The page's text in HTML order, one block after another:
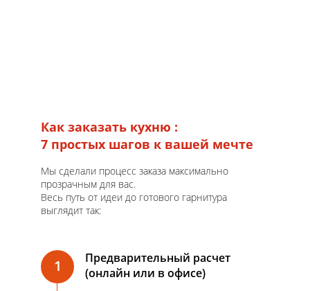
Как заказать кухню :
7 простых шагов к вашей мечте
Мы сделали процесс заказа максимально
прозрачным для вас.
Весь путь от идеи до готового гарнитура
выглядит так:
1
Предварительный расчет
(онлайн или в офисе)